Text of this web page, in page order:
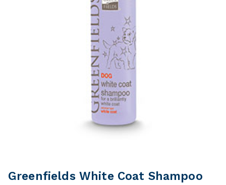
Greenfields White Coat Shampoo